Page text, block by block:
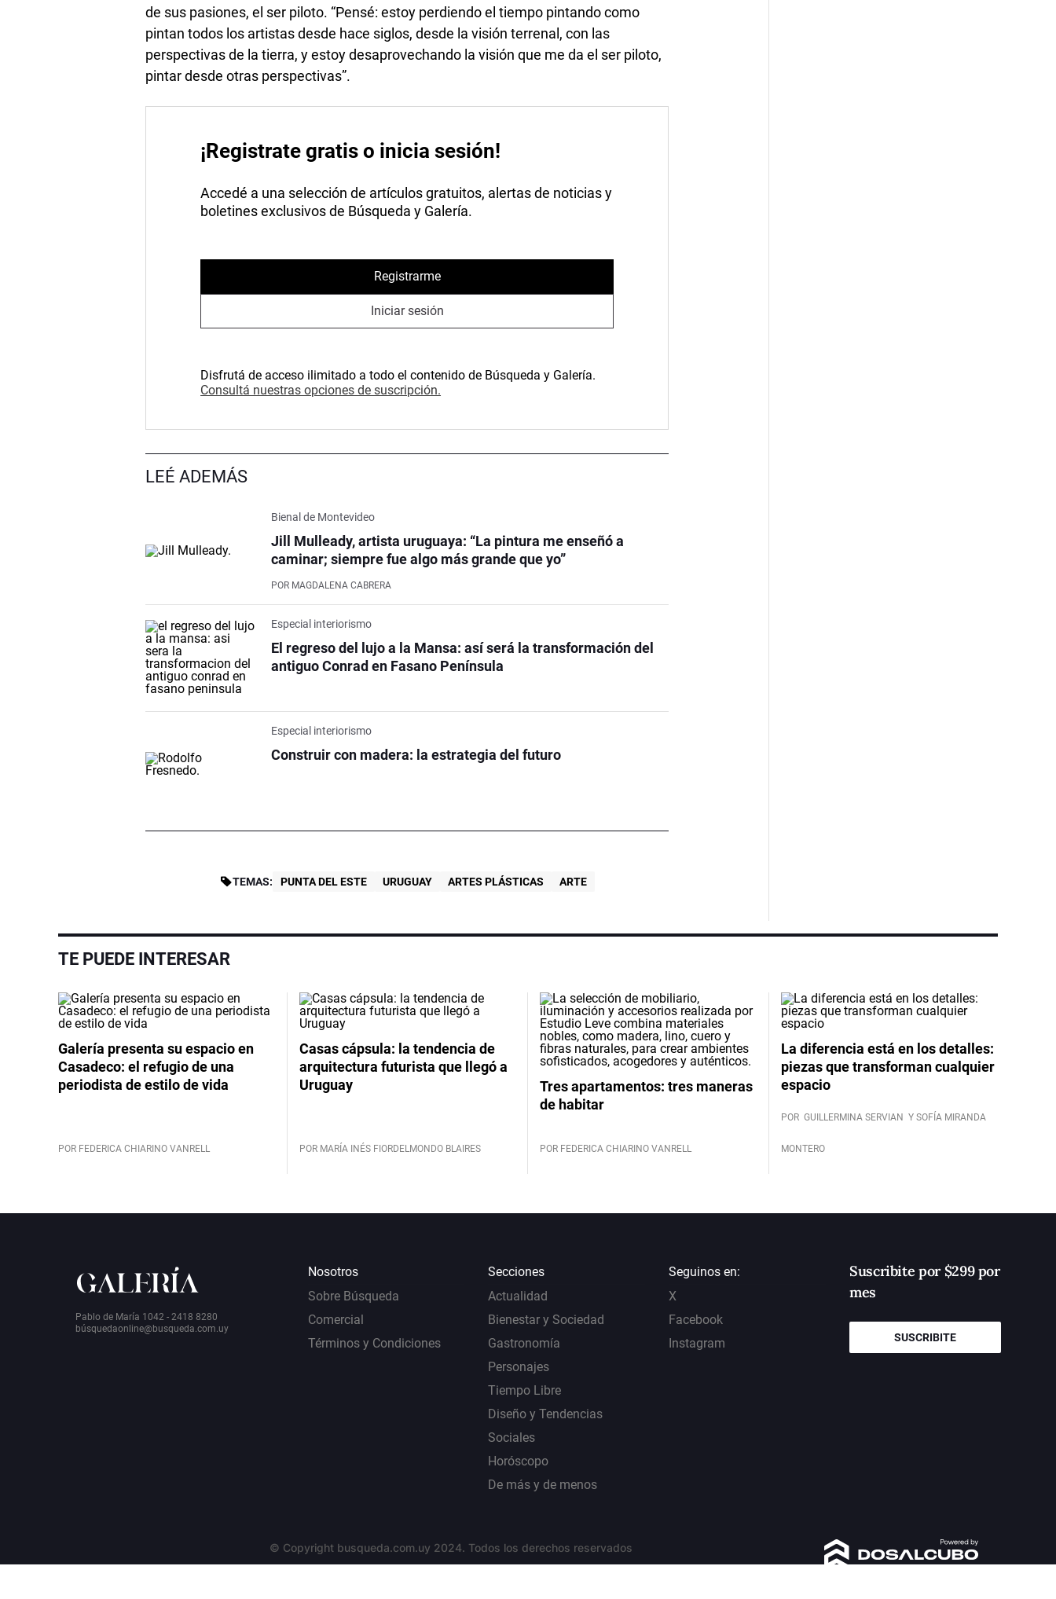
de sus pasiones, el ser piloto. “Pensé: estoy perdiendo el tiempo pintando como
pintan todos los artistas desde hace siglos, desde la visión terrenal, con las
perspectivas de la tierra, y estoy desaprovechando la visión que me da el ser piloto,
pintar desde otras perspectivas”.
¡Registrate gratis o inicia sesión!
Accedé a una selección de artículos gratuitos, alertas de noticias y
boletines exclusivos de Búsqueda y Galería.
Registrarme
Iniciar sesión
Disfrutá de acceso ilimitado a todo el contenido de Búsqueda y Galería.
Consultá nuestras opciones de suscripción.
LEÉ ADEMÁS
Bienal de Montevideo
Jill Mulleady, artista uruguaya: “La pintura me enseñó a
caminar; siempre fue algo más grande que yo”
POR MAGDALENA CABRERA
Especial interiorismo
El regreso del lujo a la Mansa: así será la transformación del
antiguo Conrad en Fasano Península
Especial interiorismo
Construir con madera: la estrategia del futuro
TEMAS: PUNTA DEL ESTE URUGUAY ARTES PLÁSTICAS ARTE
TE PUEDE INTERESAR
Galería presenta su espacio en
Casadeco: el refugio de una
periodista de estilo de vida
POR FEDERICA CHIARINO VANRELL
Casas cápsula: la tendencia de
arquitectura futurista que llegó a
Uruguay
POR MARÍA INÉS FIORDELMONDO BLAIRES
Tres apartamentos: tres maneras
de habitar
POR FEDERICA CHIARINO VANRELL
La diferencia está en los detalles:
piezas que transforman cualquier
espacio
POR GUILLERMINA SERVIAN Y SOFÍA MIRANDA
MONTERO
Pablo de María 1042 - 2418 8280
búsquedaonline@busqueda.com.uy
Nosotros
Sobre Búsqueda
Comercial
Términos y Condiciones
Secciones
Actualidad
Bienestar y Sociedad
Gastronomía
Personajes
Tiempo Libre
Diseño y Tendencias
Sociales
Horóscopo
De más y de menos
Seguinos en:
X
Facebook
Instagram
Suscribite por $299 por
mes
SUSCRIBITE
© Copyright busqueda.com.uy 2024. Todos los derechos reservados